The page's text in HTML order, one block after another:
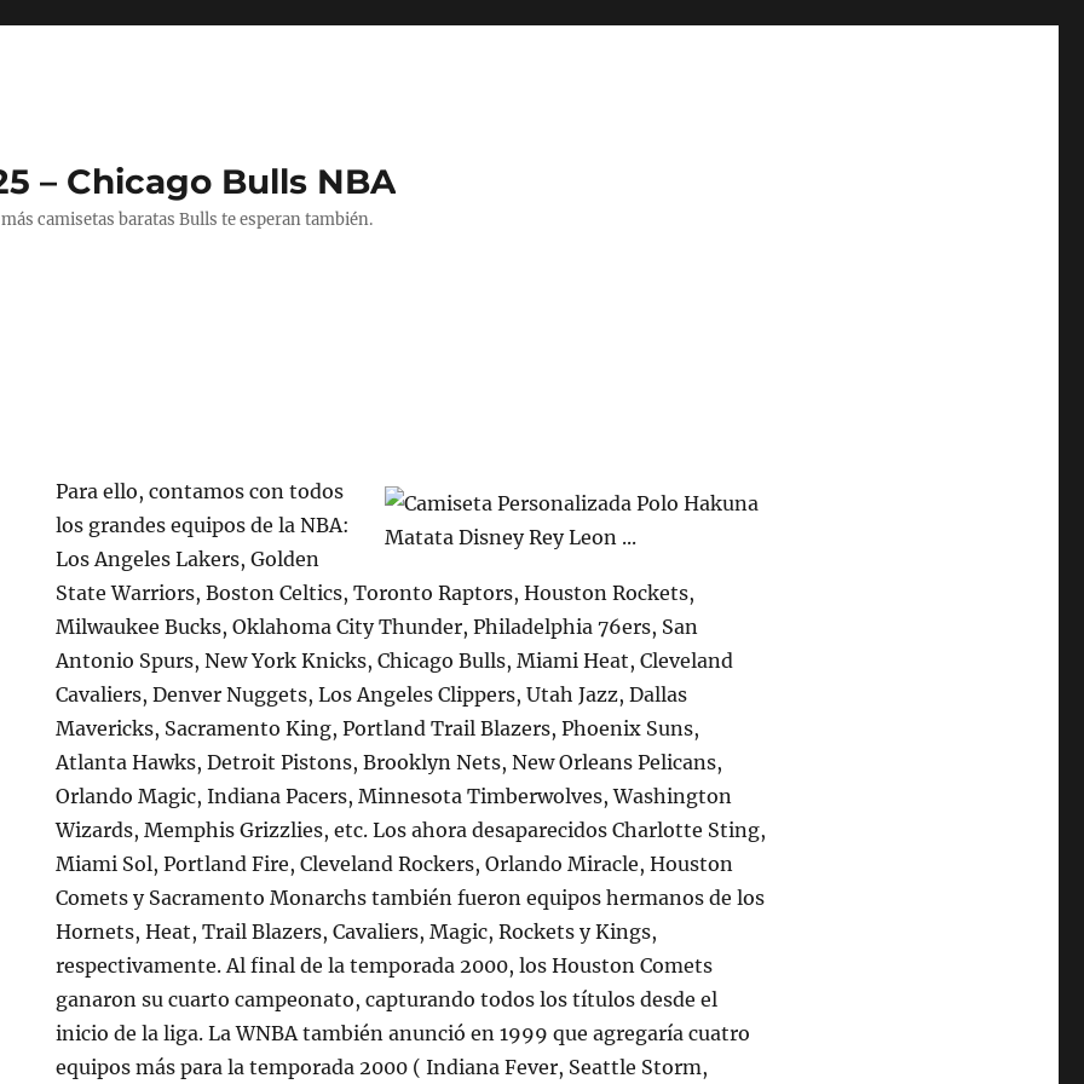
– Chicago Bulls NBA
camisetas baratas Bulls te esperan también.
Para ello, contamos con todos
los grandes equipos de la NBA:
Los Angeles Lakers, Golden
State Warriors, Boston Celtics, Toronto Raptors, Houston Rockets,
Milwaukee Bucks, Oklahoma City Thunder, Philadelphia 76ers, San
Antonio Spurs, New York Knicks, Chicago Bulls, Miami Heat, Cleveland
Cavaliers, Denver Nuggets, Los Angeles Clippers, Utah Jazz, Dallas
Mavericks, Sacramento King, Portland Trail Blazers, Phoenix Suns,
Atlanta Hawks, Detroit Pistons, Brooklyn Nets, New Orleans Pelicans,
Orlando Magic, Indiana Pacers, Minnesota Timberwolves, Washington
Wizards, Memphis Grizzlies, etc. Los ahora desaparecidos Charlotte Sting,
Miami Sol, Portland Fire, Cleveland Rockers, Orlando Miracle, Houston
Comets y Sacramento Monarchs también fueron equipos hermanos de los
Hornets, Heat, Trail Blazers, Cavaliers, Magic, Rockets y Kings,
respectivamente. Al final de la temporada 2000, los Houston Comets
ganaron su cuarto campeonato, capturando todos los títulos desde el
inicio de la liga. La WNBA también anunció en 1999 que agregaría cuatro
equipos más para la temporada 2000 ( Indiana Fever, Seattle Storm,